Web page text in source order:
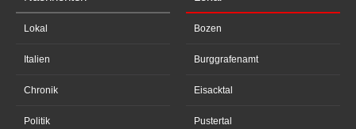
Lokal
Italien
Chronik
Politik
Bozen
Burggrafenamt
Eisacktal
Pustertal